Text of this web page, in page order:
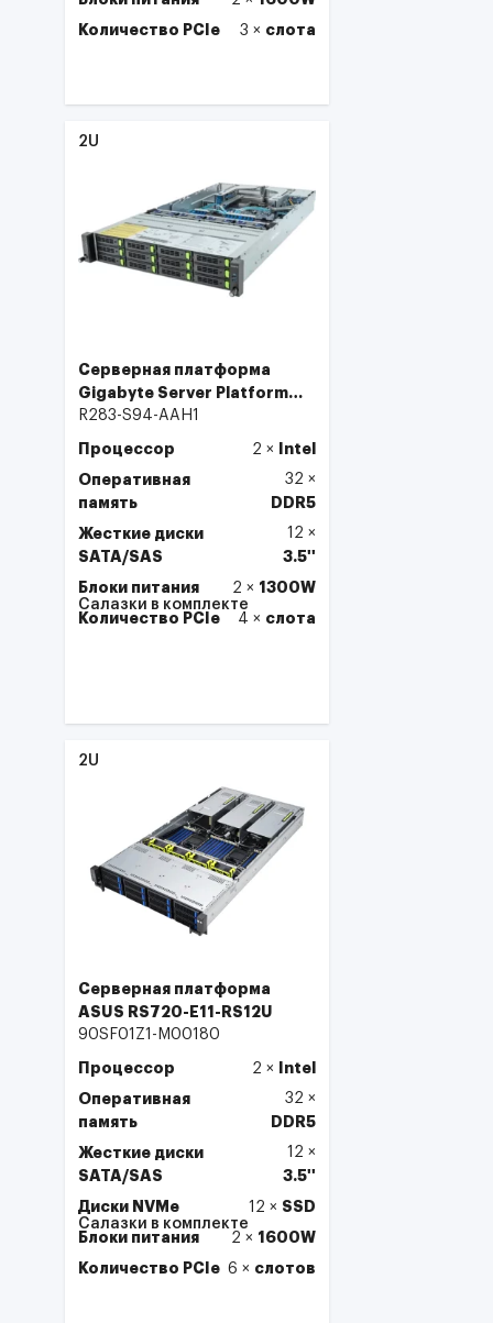
Количество PCIe
3 × слота
2U
Серверная платформа
Gigabyte Server Platform
R283-S94
R283-S94-AAH1
Процессор 2 ×
Intel
Оперативная
память
32 ×
DDR5
Жесткие диски
SATA/SAS
12 ×
3.5''
Блоки питания
2 × 1300W
Количество PCIe
4 × слота
Салазки в комплекте
2U
Серверная платформа
ASUS RS720-E11-RS12U
90SF01Z1-M00180
Процессор 2 ×
Intel
Оперативная
память
32 ×
DDR5
Жесткие диски
SATA/SAS
12 ×
3.5''
Диски NVMe
12 × SSD
Блоки питания
2 × 1600W
Количество PCIe 6 × слотов
Салазки в комплекте